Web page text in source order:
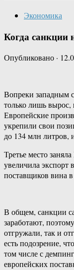
Экономика
Когда санкции
Опубликовано ·
Вопреки западным
только лишь вырос,
Европейские
укрепили свои
до 134 млн литров,
Третье место
увеличила
поставщиков вина
В общем, санкции
заработают,
отгружали, так и
есть подозрение,
том числе с
европейских